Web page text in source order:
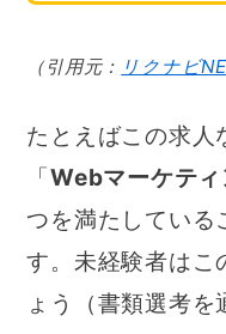
（引用元： リクナビ
たとえばこの求人
「Webマーケテ
つを満たしている
す。未経験者はこ
ょう（書類選考